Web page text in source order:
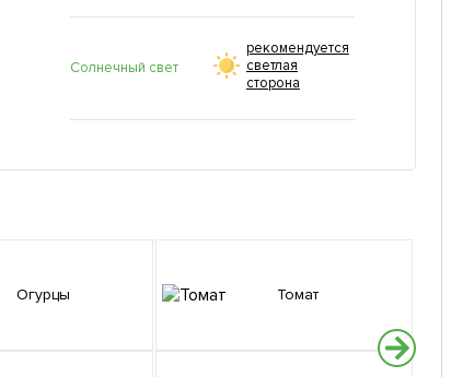
Солнечный свет
рекомендуется
светлая
сторона
Огурцы Томат